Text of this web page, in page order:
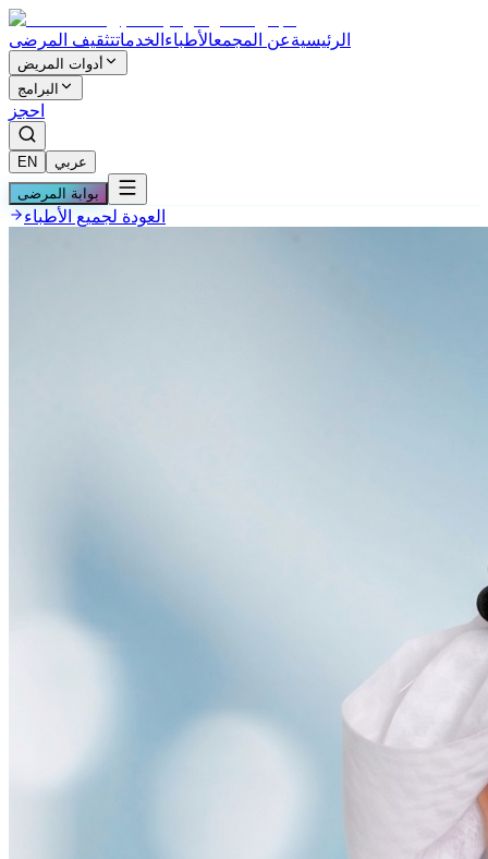
الرئيسيةعن المجمعالأطباء الخدماتتثقيف المرضى
أدوات المريض
البرامج
احجز
EN
عربي
بوابة المرضى
العودة لجميع الأطباء